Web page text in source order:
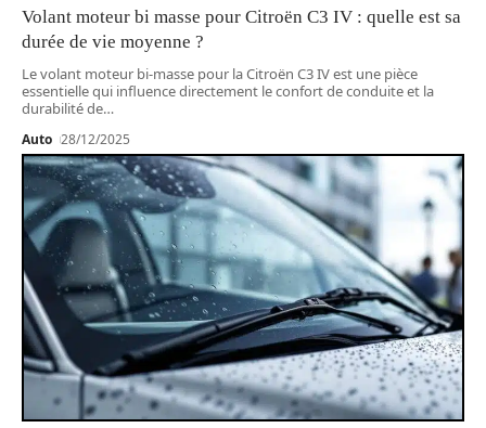
Volant moteur bi masse pour Citroën C3 IV : quelle est sa
durée de vie moyenne ?
Le volant moteur bi-masse pour la Citroën C3 IV est une pièce
essentielle qui influence directement le confort de conduite et la
durabilité de…
Auto 28/12/2025